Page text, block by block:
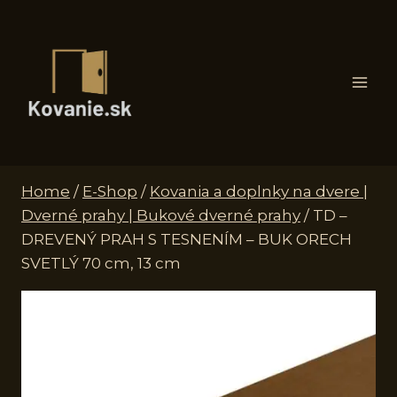
Home / E-Shop / Kovania a doplnky na dvere |
Dverné prahy | Bukové dverné prahy / TD –
DREVENÝ PRAH S TESNENÍM – BUK ORECH
SVETLÝ 70 cm, 13 cm